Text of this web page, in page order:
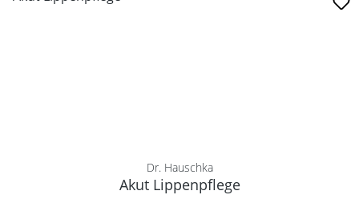
Dr. Hauschka
Akut Lippenpflege